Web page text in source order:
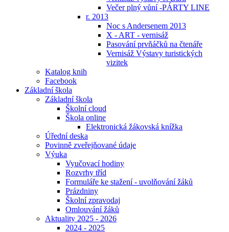
Večer plný vůní -PÁRTY LINE
r. 2013
Noc s Andersenem 2013
X - ART - vernisáž
Pasování prvňáčků na čtenáře
Vernisáž Výstavy turistických
vizitek
Katalog knih
Facebook
Základní škola
Základní škola
Školní cloud
Škola online
Elektronická žákovská knížka
Úřední deska
Povinně zveřejňované údaje
Výuka
Vyučovací hodiny
Rozvrhy tříd
Formuláře ke stažení - uvolňování žáků
Prázdniny
Školní zpravodaj
Omlouvání žáků
Aktuality 2025 - 2026
2024 - 2025